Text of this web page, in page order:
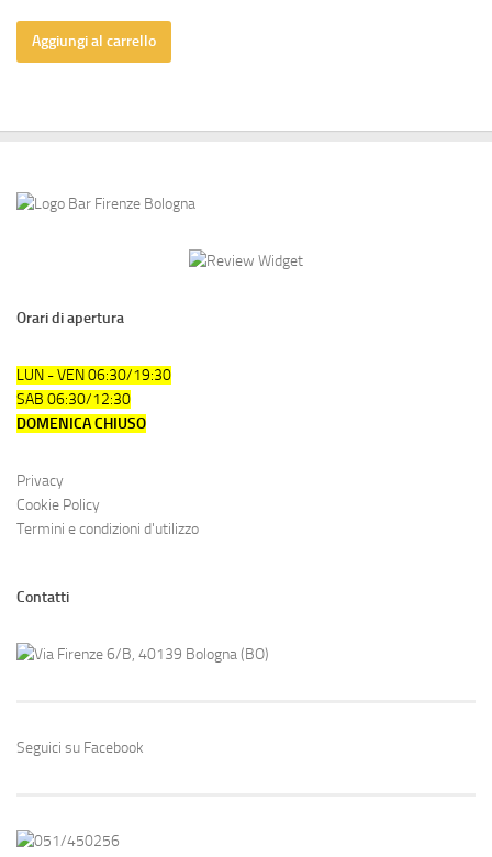
Aggiungi al carrello
Orari di apertura
LUN - VEN 06:30/19:30
SAB 06:30/12:30
DOMENICA CHIUSO
Privacy
Cookie Policy
Termini e condizioni d'utilizzo
Contatti
Via Firenze 6/B, 40139 Bologna (BO)
Seguici su Facebook
051/450256